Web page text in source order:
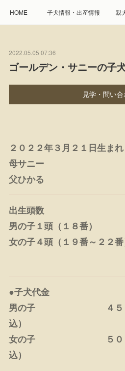
HOME 子犬情報・出産情報 親
プレジール親睦会 特定商取引に基
2022.05.05 07:36
ゴールデン・サニーの
見学・問い
２０２２年３月２１日生まれ
母サニー
父ひかる
出生頭数
男の子１頭（１８番）
女の子４頭（１９番～２２番
●子犬代金
男の子 ４５０，
込）
女の子 ５００，
込）